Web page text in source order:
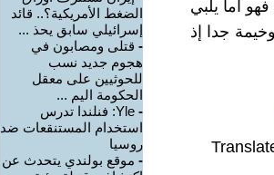
أما يلبي
جدا إذ
الضغط الأمريكية؟.. قائد
إسرائيلي سابق يحذ ...
- قتلى ومصابون في
هجوم جديد نسب
للحوثيين على معقل
الحكومة اليم ...
-
Yle: فنلندا تدرس
استخدام المستنقعات ضد
روسيا
- موقع بولندي يتحدث عن